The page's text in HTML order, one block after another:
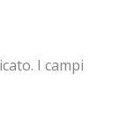
I campi